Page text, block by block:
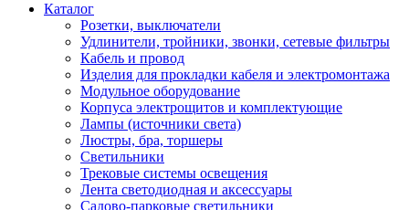
Каталог
Розетки, выключатели
Удлинители, тройники, звонки, сетевые фильтры
Кабель и провод
Изделия для прокладки кабеля и электромонтажа
Модульное оборудование
Корпуса электрощитов и комплектующие
Лампы (источники света)
Люстры, бра, торшеры
Светильники
Трековые системы освещения
Лента светодиодная и аксессуары
Садово-парковые светильники